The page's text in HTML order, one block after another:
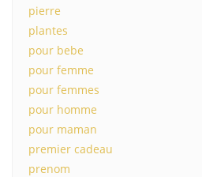
pierre
plantes
pour bebe
pour femme
pour femmes
pour homme
pour maman
premier cadeau
prenom